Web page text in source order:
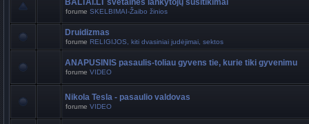
BALTAI.LT svetainės lankytojų susitikimai
forume SKELBIMAI-Žaibo žinios
Druidizmas
forume RELIGIJOS, kiti dvasiniai judėjimai, sektos
ANAPUSINIS pasaulis-toliau gyvens tie, kurie tiki gyvenimu
forume VIDEO
Nikola Tesla - pasaulio valdovas
forume VIDEO